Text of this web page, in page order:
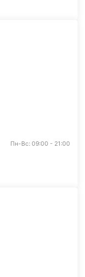
Пн-Вс: 09:00 - 21:00